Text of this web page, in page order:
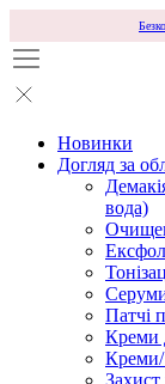
Новинки
Догляд за
вода)
Патчі
Креми
Креми/
Захист